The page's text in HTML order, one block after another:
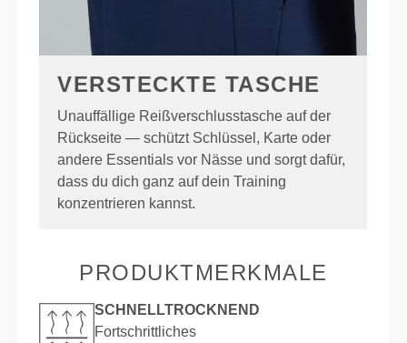
VERSTECKTE TASCHE
Unauffällige Reißverschlusstasche auf der
Rückseite — schützt Schlüssel, Karte oder
andere Essentials vor Nässe und sorgt dafür,
dass du dich ganz auf dein Training
konzentrieren kannst.
PRODUKTMERKMALE
SCHNELLTROCKNEND
Fortschrittliches